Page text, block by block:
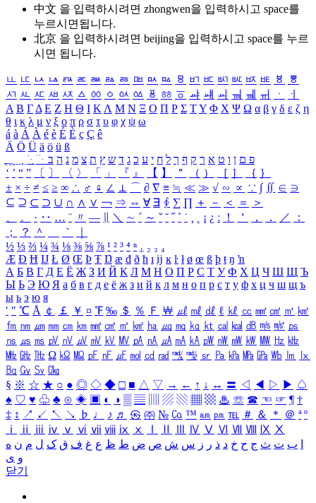
中文 을 입력하시려면 zhongwen을 입력하시고 space를
누르시면됩니다.
北京 을 입력하시려면 beijing을 입력하시고 space를 누르
시면 됩니다.
ㅥ ㅦ ㅧ ㅨ ㅩ ㅪ ㅫ ㅬ ㅭ ㅮ ㅯ ㅰ ㅱ ㅲ ㅳ ㅴ ㅵ ㅶ ㅷ ㅸ
ㅹ
ㅺ ㅻ ㅼ ㅽ ㅾ ㅿ ㆀ ㆁ ㆂ ㆃ ㆄ ㆅ ㆆ ㆇ ㆈ ㆉ ㆊ ㆋ ㆌ ㆍ
ㆎ
Α Β ΓΔ Ε Ζ Η Θ Ι ΚΛ Μ Ν Ξ Ο Π Ρ Σ ΤΥ Φ Χ Ψ Ω α β γ δ ε ζ η
θ ι κ λ μ ν ξ ο π ρ σ τ υ φ χ ψ ω
á à Á À é è É È ç Ç ê
Ä Ö Ü ä ö ü ß
ִֶֹ ֻּ ׁׂ פ ם ן ו ט א ר ק ף ך ל ח י ע כ ג ד ש ץ ת צ מ נ ה ב
‘ ’ “ ” 〔 〕 〈 〉 「 」 『 』 【 】 ＂ （ ） ［ ］ ｛ ｝
± × ÷ ≠ ≤ ≥ ∞ ∴ ♂ ♀ ∠ ⊥ ⌒ ∂ ∇ ≡ ≒ ≪ ≫ √ ∽ ∝ ∵ ∫ ∬ ∈ ∋
⊆ ⊇ ⊂ ⊃ ∪ ∩ ∧ ∨ ￢ ⇒ ⇔ ∀ ∃ ∮ ∑ ∏ ＋ － ＜ ＝
＞
、
。 · ‥ … ¨ 〃 ― ＼ ∼ ´ ～ ˇ ˘ ˝ ˚ ˙ ¸ ¡ ¿ ː ！ ＇ ， ． ／
：
；
？ ＾ ｀
½ ⅓ ⅔ ¼ ¾ ⅛ ⅜ ⅝ ⅞ ¹ ² ³ ⁴ ⁿ ₁ ₂ ₃ ₄
Æ Ð Ħ Ĳ Ł Ø Œ Þ Ŧ Ŋ æ đ ð ħ ı ĳ ĸ ŀ ł ø œ ß þ ŧ ŋ ŉ
А Б В Г Д Е Ё Ж З И Й К Л М Н О П Р С Т У Ф Х Ц Ч Ш Щ Ъ
Ы Ь Э Ю Я а б в г д е ё ж з и й к л м н о п р с т у ф х ц ч ш щ ъ
ы ь э ю я
′ ″ ℃ Å ￠ ￡ ￥ ¤ ℉ ‰ ＄ ％ Ｆ ￦ ㎕ ㎖ ㎗ ℓ ㎘ ㏄ ㎣ ㎤ ㎥ ㎦
㎙ ㎚ ㎛ ㎜ ㎝ ㎞ ㎟ ㎠ ㎡ ㎢ ㏊ ㎍ ㎎ ㎏ ㏏ ㎈ ㎉ ㏈ ㎧ ㎨ ㎰
㎱ ㎲ ㎳ ㎴ ㎵ ㎶ ㎷ ㎸ ㎹ ㎀ ㎁ ㎂ ㎃ ㎄ ㎺ ㎻ ㎽ ㎾ ㎿ ㎐ ㎑
㎒ ㎓ ㎔ Ω ㏀ ㏁ ㎊ ㎋ ㎌ ㏖ ㏅ ㎭ ㎮ ㎯ ㏛ ㎩ ㎪ ㎫ ㎬ ㏝ ㏐
㏓
㏃ ㏉ ㏜ ㏆
§ ※ ☆ ★ ○ ● ◎ ◇ ◆ □ ■ △ ▽ → ← ↑ ↓ ↔ 〓 ◁ ◀ ▷ ▶ ♤
♠ ♡ ♥ ♧ ♣ ⊙ ◈ ▣ ◐ ◑ ▒ ▤ ▨ ▧ ▦ ▩ ♨ ☏ ☎ ☜ ☞ ¶ †
‡ ↕ ↗ ↙ ↖ ↘ ♭ ♩ ♪ ♬ ㉿ ㈜ № ㏇ ™ ㏂ ㏘ ℡ ＃ ＆ ＊ ＠ ª º
ⅰ
ⅱ ⅲ ⅳ ⅴ ⅵ ⅶ ⅷ ⅸ ⅹ Ⅳ Ⅴ Ⅵ Ⅶ Ⅷ Ⅸ Ⅹ
ب ت ث ج ح خ د ذ ر ز س ش ص ض ط ظ ع غ ف ق ک ل م ن ه
و ی
닫기